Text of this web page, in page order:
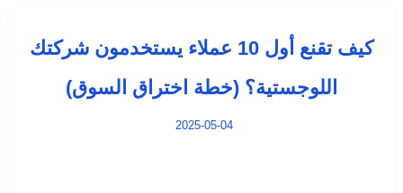
كيف تقنع أول 10 عملاء يستخدمون شركتك
اللوجستية؟ (خطة اختراق السوق)
2025-05-04